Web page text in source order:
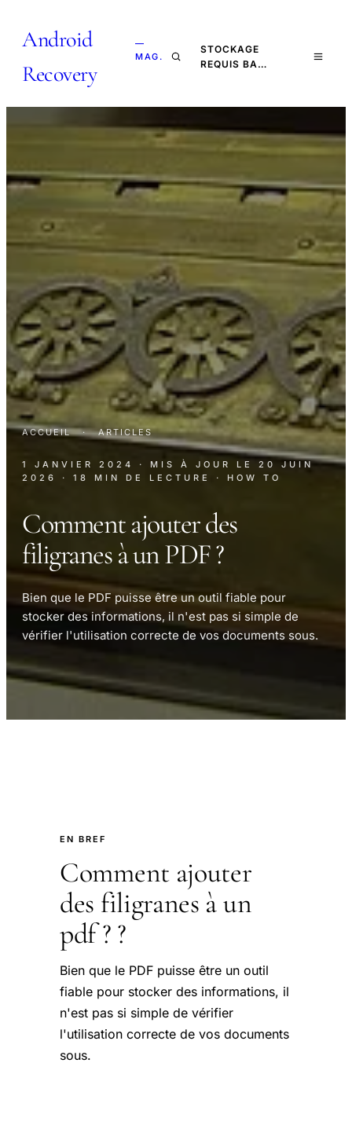
Android
Recovery
—
MAG.
STOCKAGE
REQUIS BA…
ACCUEIL · ARTICLES
1 JANVIER 2024 · MIS À JOUR LE 20 JUIN
2026
· 18 MIN DE LECTURE · HOW TO
Comment ajouter des
filigranes à un PDF ?
Bien que le PDF puisse être un outil fiable pour
stocker des informations, il n'est pas si simple de
vérifier l'utilisation correcte de vos documents sous.
EN BREF
Comment ajouter
des filigranes à un
pdf ? ?
Bien que le PDF puisse être un outil
fiable pour stocker des informations, il
n'est pas si simple de vérifier
l'utilisation correcte de vos documents
sous.